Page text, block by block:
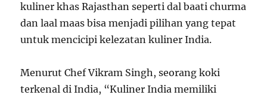
kuliner khas Rajasthan seperti dal baati churma
dan laal maas bisa menjadi pilihan yang tepat
untuk mencicipi kelezatan kuliner India.
Menurut Chef Vikram Singh, seorang koki
terkenal di India, “Kuliner India memiliki